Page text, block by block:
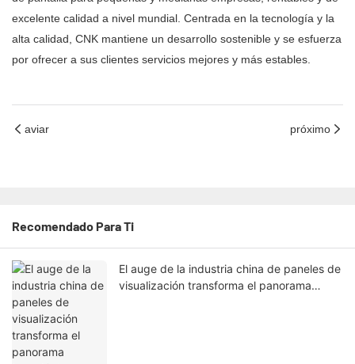
excelente calidad a nivel mundial. Centrada en la tecnología y la
alta calidad, CNK mantiene un desarrollo sostenible y se esfuerza
por ofrecer a sus clientes servicios mejores y más estables.
aviar próximo
Recomendado Para Ti
El auge de la industria china de paneles de
visualización transforma el panorama